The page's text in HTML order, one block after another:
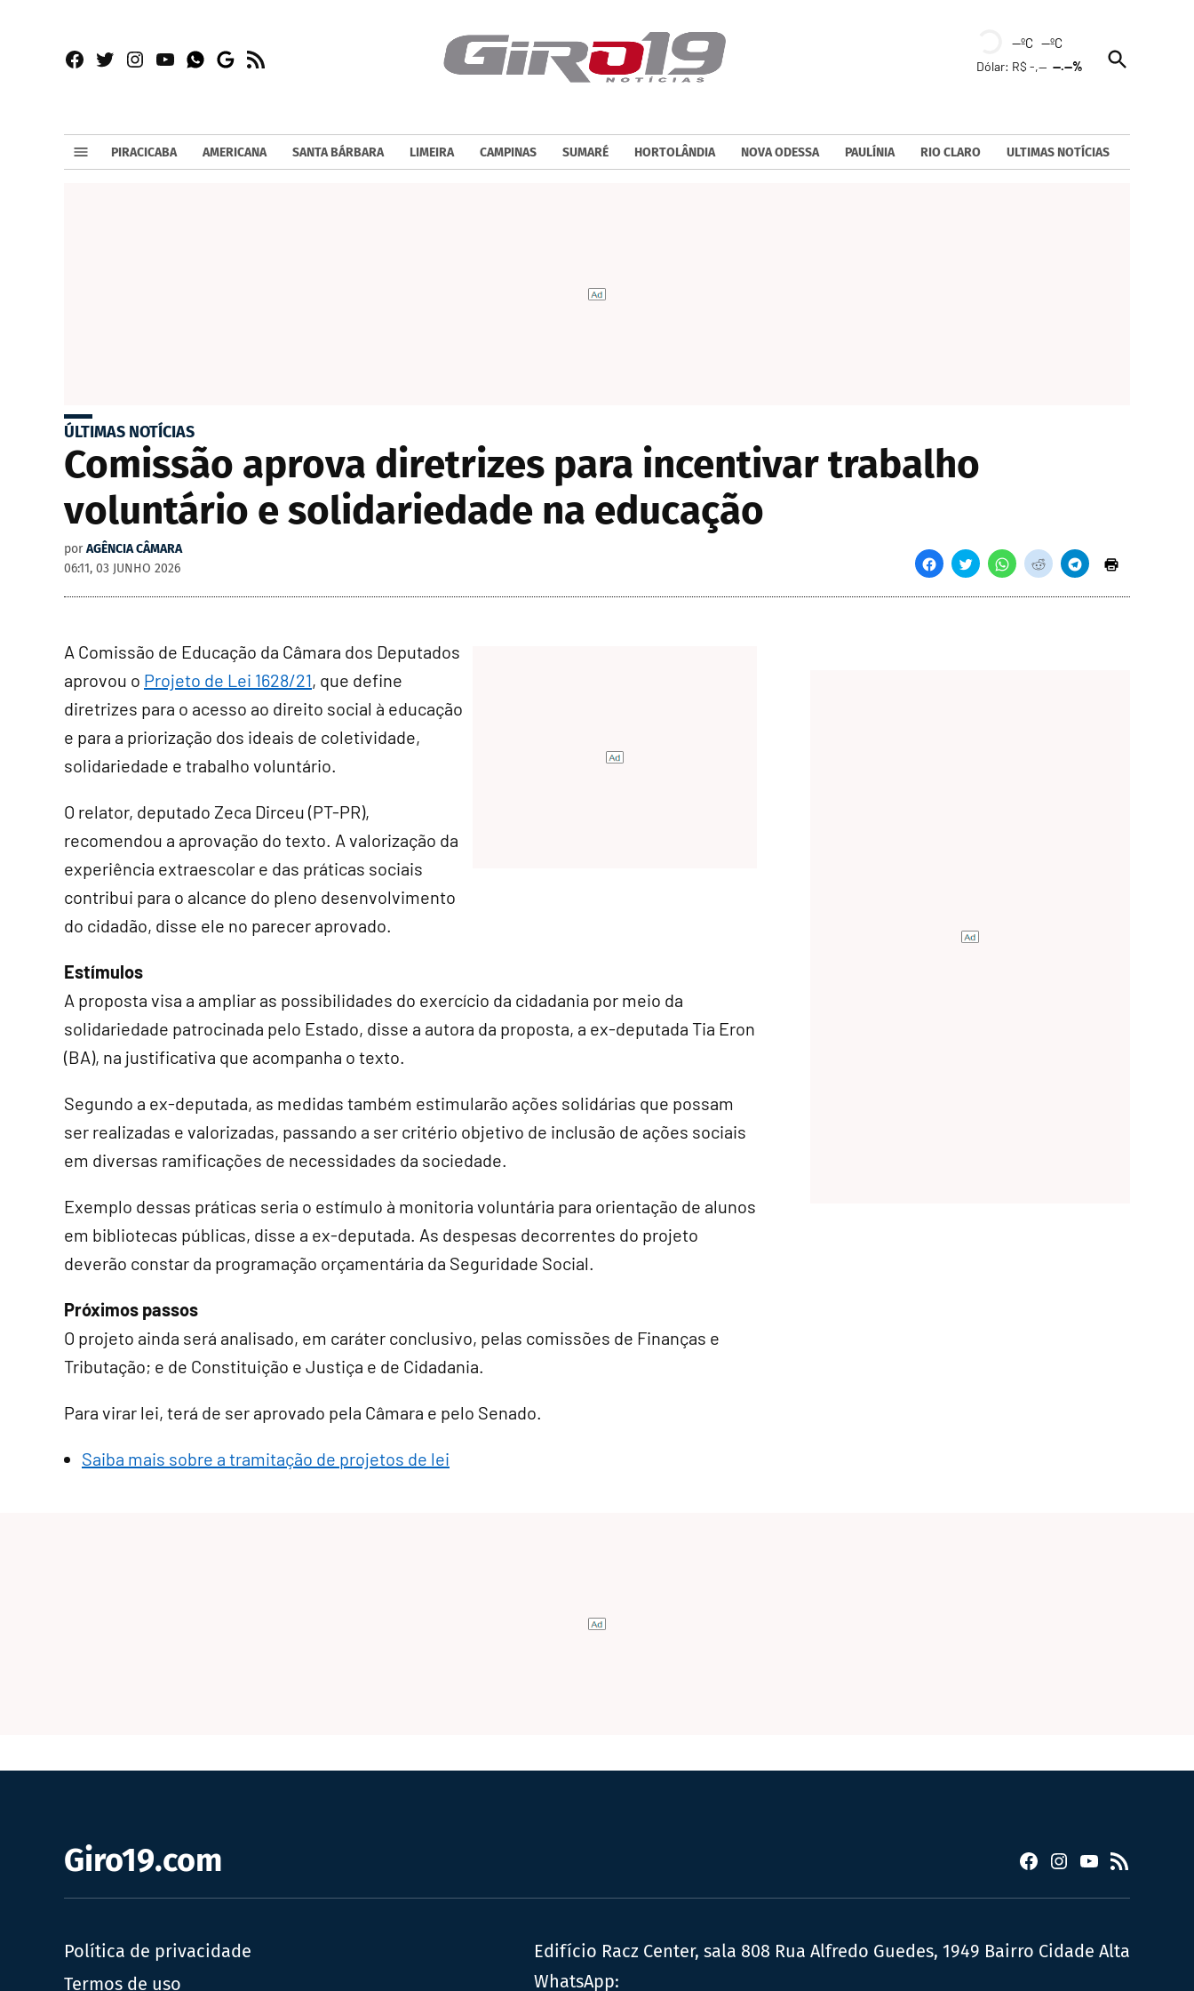
Facebook
TwitterInstagram
YouTubeWhatsapp
Google
RSS
--ºC --ºC
Dólar: R$ -,----.--%
Open
Search
PIRACICABA AMERICANA SANTA BÁRBARA LIMEIRA CAMPINAS SUMARÉ HORTOLÂNDIA NOVA ODESSA PAULÍNIA RIO CLARO ULTIMAS NOTÍCIAS
ÚLTIMAS NOTÍCIAS
Comissão aprova diretrizes para incentivar trabalho
voluntário e solidariedade na educação
por AGÊNCIA CÂMARA
06:11, 03 JUNHO 2026
A Comissão de Educação da Câmara dos Deputados
aprovou o Projeto de Lei 1628/21, que define
diretrizes para o acesso ao direito social à educação
e para a priorização dos ideais de coletividade,
solidariedade e trabalho voluntário.
O relator, deputado Zeca Dirceu (PT-PR),
recomendou a aprovação do texto. A valorização da
experiência extraescolar e das práticas sociais
contribui para o alcance do pleno desenvolvimento
do cidadão, disse ele no parecer aprovado.
Estímulos
A proposta visa a ampliar as possibilidades do exercício da cidadania por meio da
solidariedade patrocinada pelo Estado, disse a autora da proposta, a ex-deputada Tia Eron
(BA), na justificativa que acompanha o texto.
Segundo a ex-deputada, as medidas também estimularão ações solidárias que possam
ser realizadas e valorizadas, passando a ser critério objetivo de inclusão de ações sociais
em diversas ramificações de necessidades da sociedade.
Exemplo dessas práticas seria o estímulo à monitoria voluntária para orientação de alunos
em bibliotecas públicas, disse a ex-deputada. As despesas decorrentes do projeto
deverão constar da programação orçamentária da Seguridade Social.
Próximos passos
O projeto ainda será analisado, em caráter conclusivo, pelas comissões de Finanças e
Tributação; e de Constituição e Justiça e de Cidadania.
Para virar lei, terá de ser aprovado pela Câmara e pelo Senado.
Saiba mais sobre a tramitação de projetos de lei
Giro19.com Facebook
Instagram
YouTube
RSS
Política de privacidade
Termos de uso
Edifício Racz Center, sala 808 Rua Alfredo Guedes, 1949 Bairro Cidade Alta
WhatsApp: